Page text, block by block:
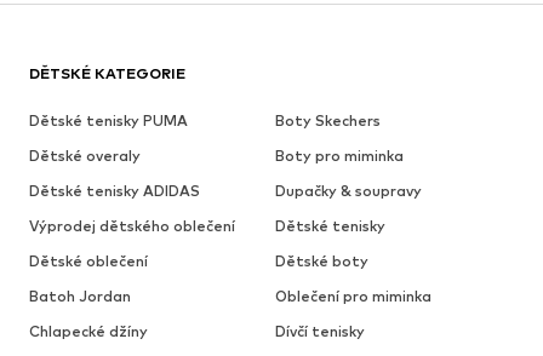
DĚTSKÉ KATEGORIE
Dětské tenisky PUMA
Boty Skechers
Dětské overaly
Boty pro miminka
Dětské tenisky ADIDAS
Dupačky & soupravy
Výprodej dětského oblečení
Dětské tenisky
Dětské oblečení
Dětské boty
Batoh Jordan
Oblečení pro miminka
Chlapecké džíny
Dívčí tenisky